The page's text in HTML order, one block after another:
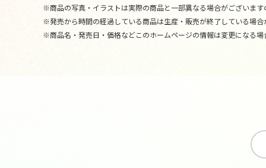
※商品の写真・イラストは実際の商品と一部異なる場合がございま
※発売から時間の経過している商品は生産・販売が終了している場
※商品名・発売日・価格などこのホームページの情報は変更になる